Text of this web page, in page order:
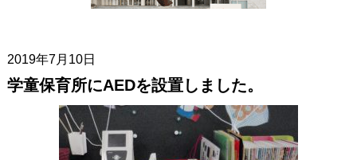
2019年7月10日
学童保育所にAEDを設置しました。